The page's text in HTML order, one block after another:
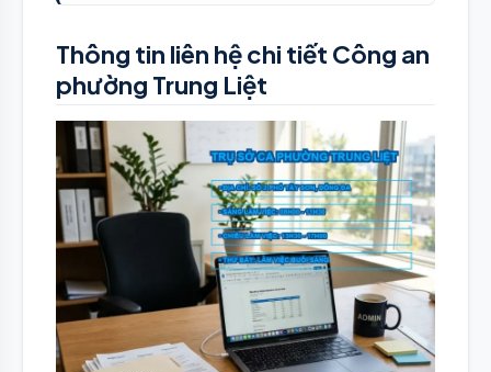
Thông tin liên hệ chi tiết Công an
phường Trung Liệt